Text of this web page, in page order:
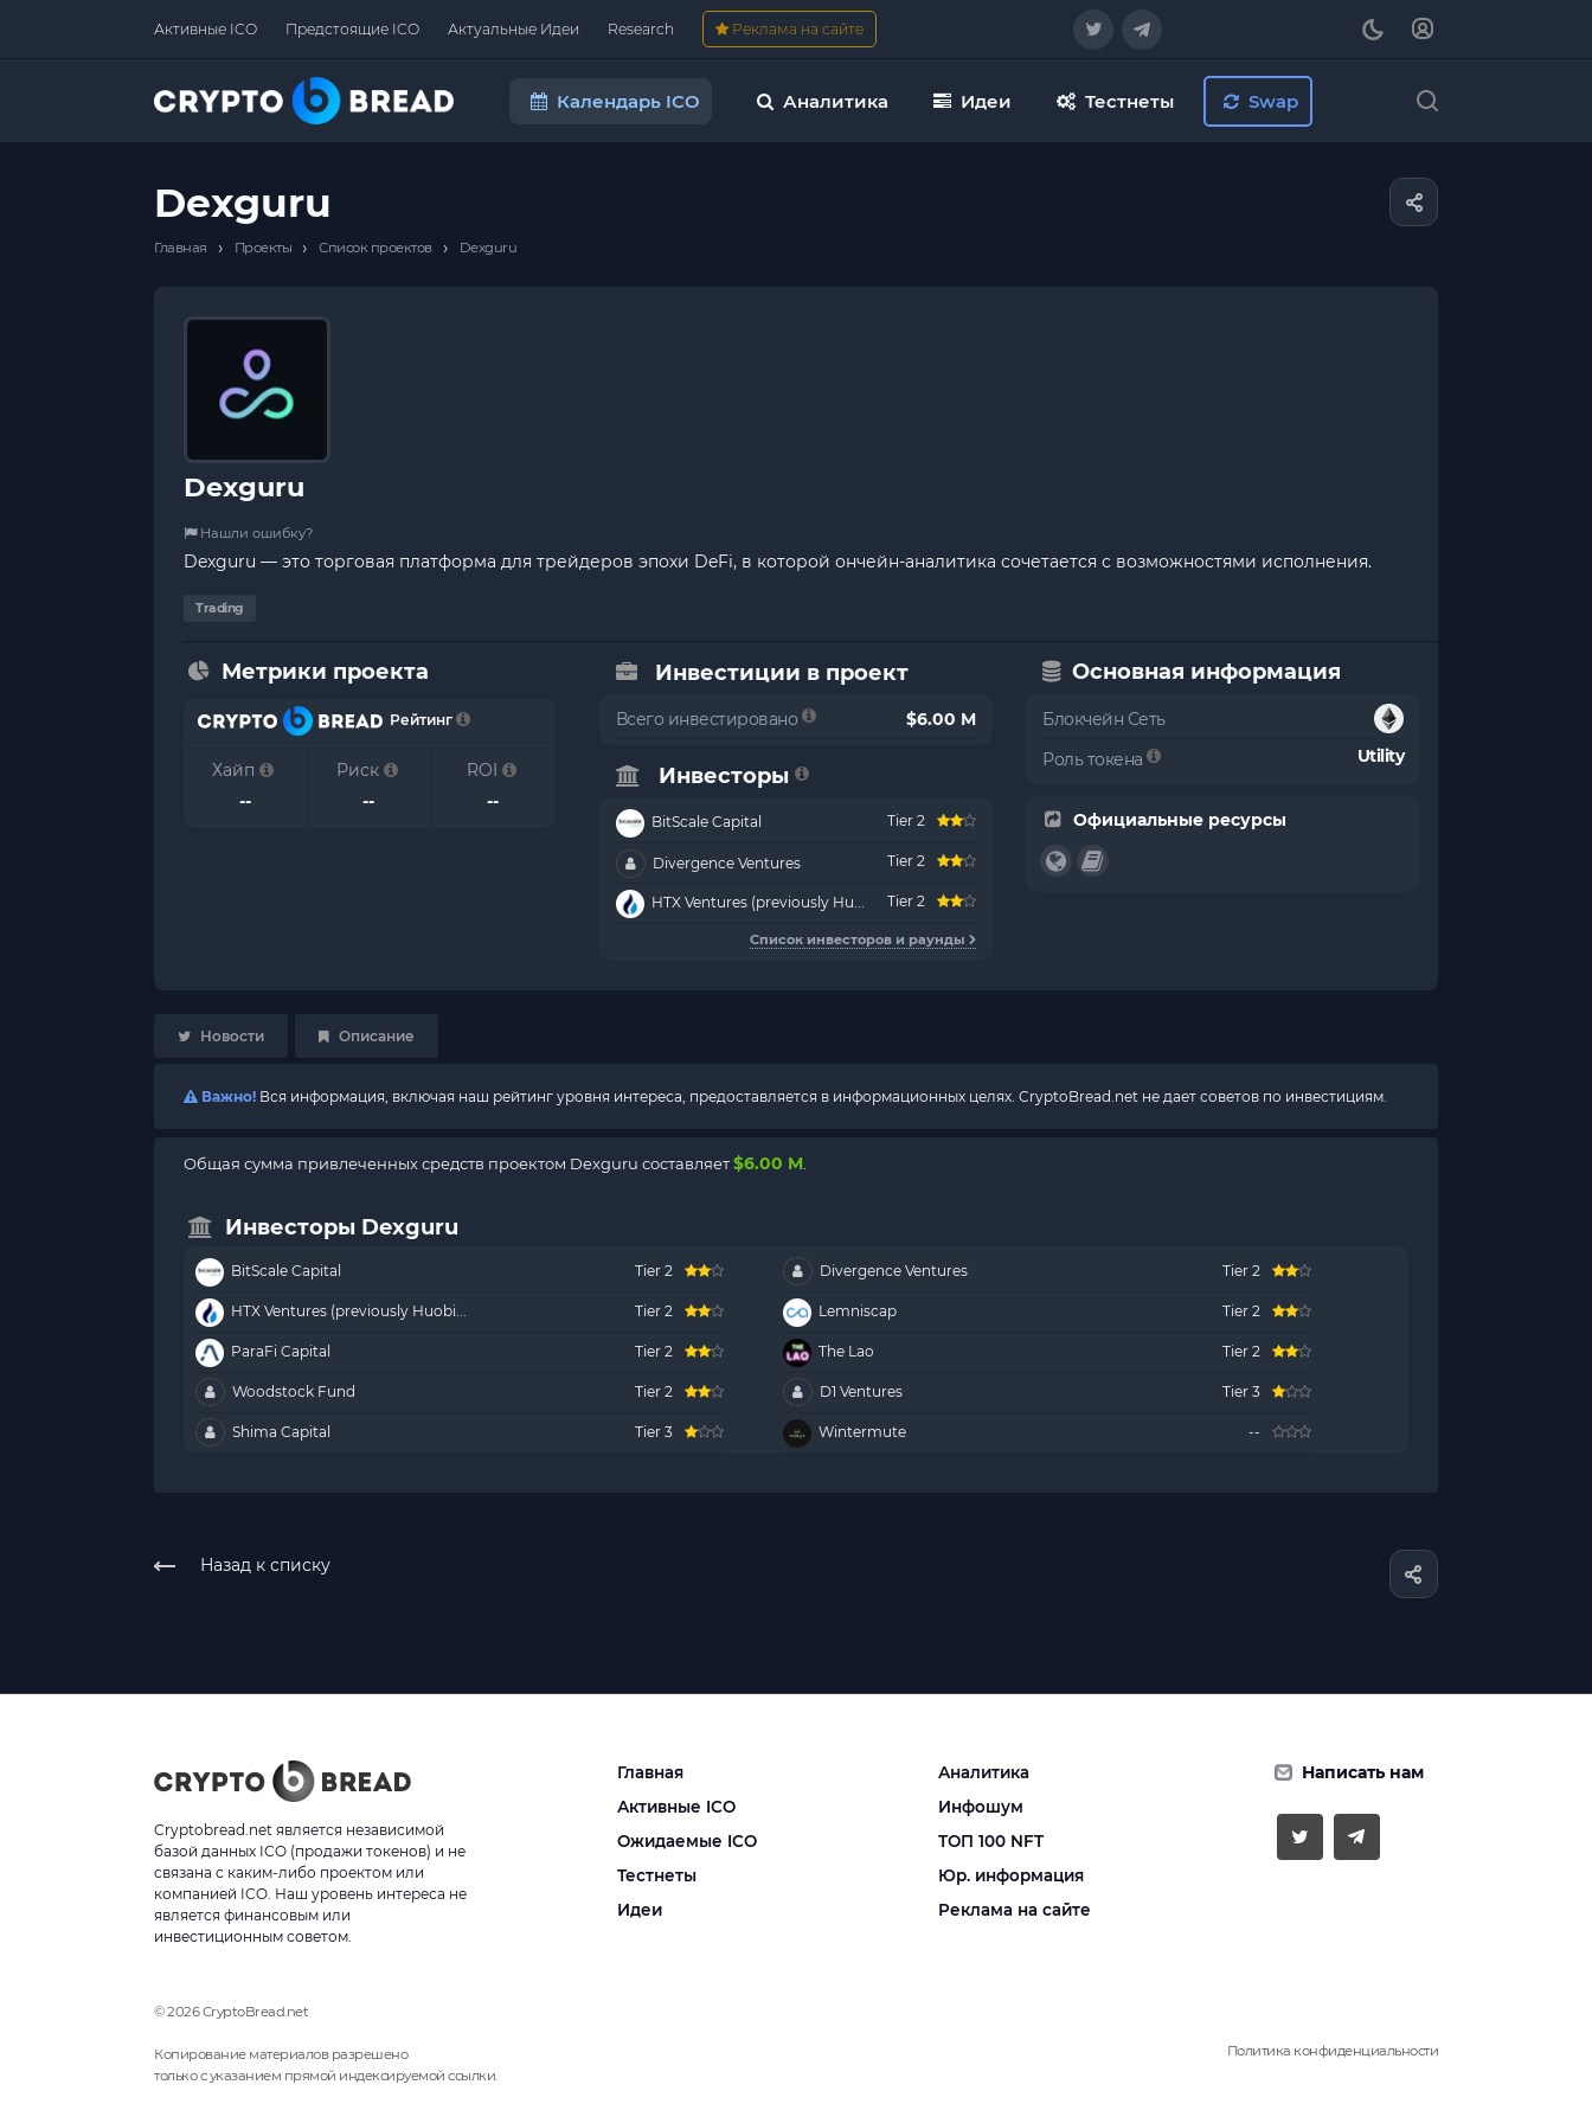
Активные ICO Предстоящие ICO Актуальные Идеи Research Реклама на сайте
Календарь ICO Аналитика Идеи Тестнеты Swap
Dexguru
Главная › Проекты › Список проектов › Dexguru
Dexguru
Нашли ошибку?
Dexguru — это торговая платформа для трейдеров эпохи DeFi, в которой ончейн-аналитика сочетается с возможностями исполнения.
Trading
Метрики проекта
Рейтинг
Хайп
--
Риск
--
ROI
--
Инвестиции в проект
Всего инвестировано $6.00 M
Инвесторы
BitScale Capital Tier 2
Divergence Ventures Tier 2
HTX Ventures (previously Hu... Tier 2
Список инвесторов и раунды
Основная информация
Блокчейн Сеть
Роль токена
Utility
Официальные ресурсы
Новости Описание
Важно! Вся информация, включая наш рейтинг уровня интереса, предоставляется в информационных целях. CryptoBread.net не дает советов по инвестициям.
Общая сумма привлеченных средств проектом Dexguru составляет$6.00 M
Инвесторы Dexguru
BitScale Capital Tier 2 Divergence Ventures Tier 2
HTX Ventures (previously Huobi... Tier 2 Lemniscap Tier 2
ParaFi Capital Tier 2 The Lao Tier 2
Woodstock Fund Tier 2 D1 Ventures Tier 3
Shima Capital Tier 3 Wintermute --
Назад к списку
Cryptobread.net является независимой
базой данных ICO (продажи токенов) и не
связана с каким-либо проектом или
компанией ICO. Наш уровень интереса не
является финансовым или
инвестиционным советом.
Главная
Активные ICO
Ожидаемые ICO
Тестнеты
Идеи
Аналитика
Инфошум
ТОП 100 NFT
Юр. информация
Реклама на сайте
Написать нам
© 2026 CryptoBread.net
Копирование материалов разрешено
только с указанием прямой индексируемой ссылки.
Политика конфиденциальности